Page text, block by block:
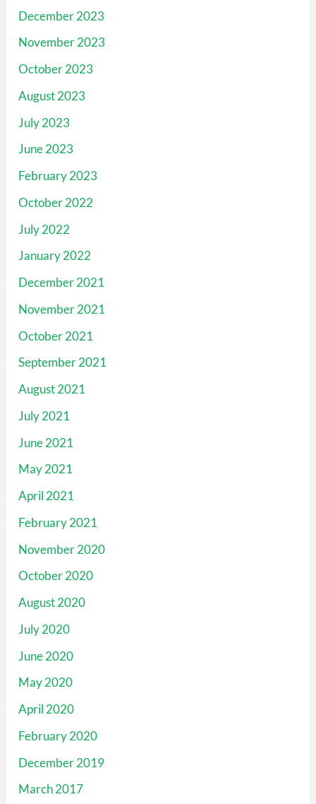
December 2023
November 2023
October 2023
August 2023
July 2023
June 2023
February 2023
October 2022
July 2022
January 2022
December 2021
November 2021
October 2021
September 2021
August 2021
July 2021
June 2021
May 2021
April 2021
February 2021
November 2020
October 2020
August 2020
July 2020
June 2020
May 2020
April 2020
February 2020
December 2019
March 2017